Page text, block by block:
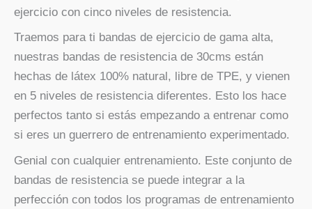
ejercicio con cinco niveles de resistencia.
Traemos para ti bandas de ejercicio de gama alta,
nuestras bandas de resistencia de 30cms están
hechas de látex 100% natural, libre de TPE, y vienen
en 5 niveles de resistencia diferentes. Esto los hace
perfectos tanto si estás empezando a entrenar como
si eres un guerrero de entrenamiento experimentado.
Genial con cualquier entrenamiento. Este conjunto de
bandas de resistencia se puede integrar a la
perfección con todos los programas de entrenamiento